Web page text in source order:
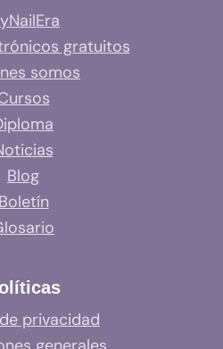
gratuitos
somos
Blog
Boletín
privacidad